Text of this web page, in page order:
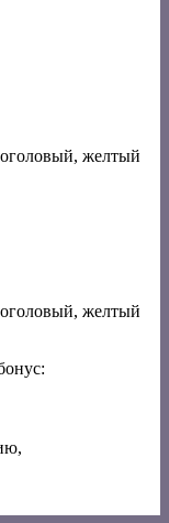
желтый
желтый